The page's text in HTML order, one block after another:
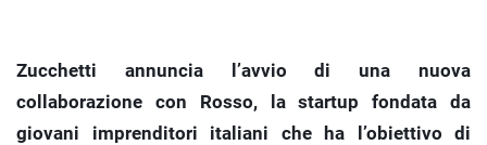
Zucchetti annuncia l’avvio di una nuova
collaborazione con Rosso, la startup fondata da
giovani imprenditori italiani che ha l’obiettivo di